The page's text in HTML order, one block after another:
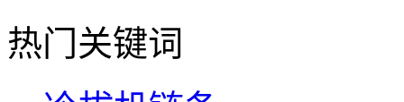
热门关键词